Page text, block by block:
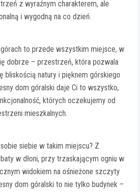
z wyraźnym charakterem, ale
i wygodną na co dzień.
to przede wszystkim miejsce, w
dobrze – przestrzeń, która pozwala
bliskością natury i pięknem górskiego
dom góralski daje Ci to wszystko,
których oczekujemy od
mieszkalnych.
siebie w takim miejscu? Z
w dłoni, przy trzaskającym ogniu w
widokiem na ośnieżone szczyty
dom góralski to nie tylko budynek –